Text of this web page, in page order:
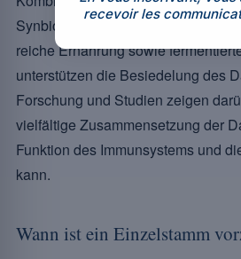
Synbiotikum genannt. Eine an
reiche Ernährung sowie
unterstützen die Besiedelung des
Forschung und Studien zeigen
vielfältige Zusammensetzung der
Funktion des Immunsystems und
kann.
Wann ist ein Einzelstamm
recevoir les